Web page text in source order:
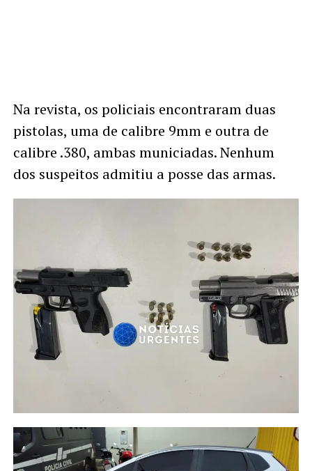
Na revista, os policiais encontraram duas
pistolas, uma de calibre 9mm e outra de
calibre .380, ambas municiadas. Nenhum
dos suspeitos admitiu a posse das armas.